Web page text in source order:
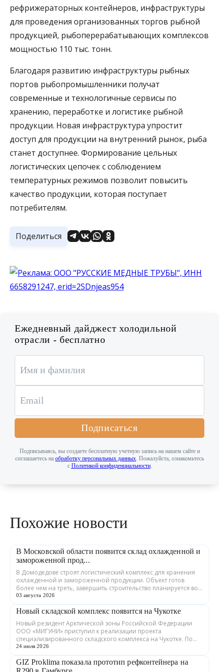
рефрижераторных контейнеров, инфраструктуры
для проведения организованных торгов рыбной
продукцией, рыбоперерабатывающих комплексов
мощностью 110 тыс. тонн.
Благодаря развитию инфраструктуры рыбных
портов рыбопромышленники получат
современные и технологичные сервисы по
хранению, переработке и логистике рыбной
продукции. Новая инфраструктура упростит
доступ для продукции на внутренний рынок, рыба
станет доступнее. Формирование цельных
логистических цепочек с соблюдением
температурных режимов позволит повысить
качество продукции, которая поступает
потребителям.
Поделиться
Ежедневный дайджест холодильной
отрасли - бесплатно
Подписаться
Подписываясь, вы создаете бесплатную учетную запись на нашем сайте и
соглашаетесь на обработку персональных данных . Пожалуйста, ознакомьтесь
с Политикой конфиденциальности.
Похожие новости
В Московской области появится склад охлажденной и
замороженной прод...
В Домодедове строят логистический комплекс для хранения
охлажденной и замороженной продукции. Объект готов
более чем на треть, завершить строительство планируется во
втором квартале 2027 года. ...
03 августа 2026
Новый складской комплекс появится на Чукотке
Новый резидент Арктической зоны Российской Федерации
ООО «МИГУНИ» приступил к реализации проекта
специализированного складского комплекса на Чукотке. По
соглашению с Корпорацией развития Дальне...
24 июля 2026
GIZ Proklima показала прототип рефконтейнера на